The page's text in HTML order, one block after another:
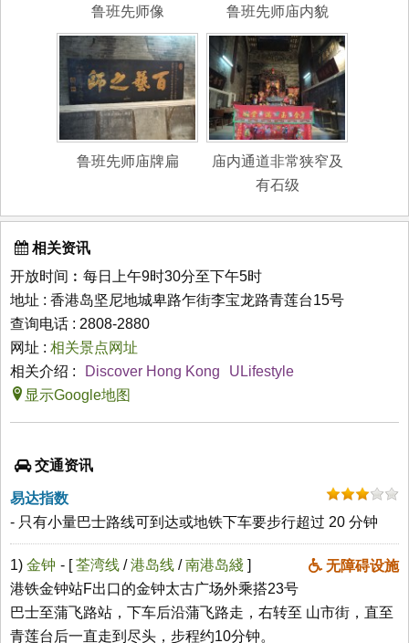
鲁班先师像 鲁班先师庙内貌
鲁班先师庙牌扁
庙内通道非常狭窄及
有石级
相关资讯
开放时间︰每日上午9时30分至下午5时
地址 : 香港岛坚尼地城卑路乍街李宝龙路青莲台15号
查询电话 : 2808-2880
网址 : 相关景点网址
相关介绍 :
Discover Hong Kong
ULifestyle
显示Google地图
交通资讯
易达指数
- 只有小量巴士路线可到达或地铁下车要步行超过 20 分钟
1) 金钟 无障碍设施
- [荃湾线 /港岛线 /南港岛綫 ]
港铁金钟站F出口的金钟太古广场外乘搭23号
巴士至蒲飞路站，下车后沿蒲飞路走，右转至 山市街，直至
青莲台后一直走到尽头，步程约10分钟。